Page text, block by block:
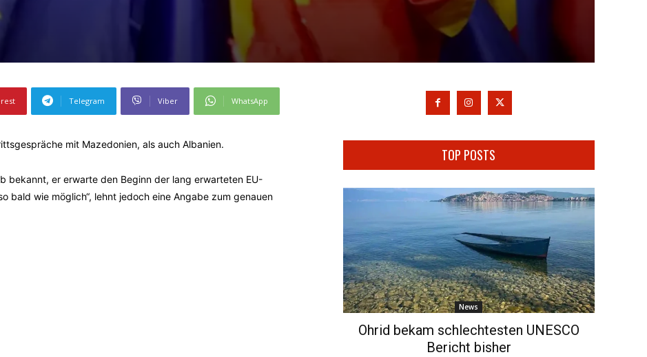
Telegram Viber WhatsApp
mit Mazedonien, als auch Albanien.
bekannt, er erwarte den Beginn der lang erwarteten EU-
bald wie möglich“, lehnt jedoch eine Angabe zum genauen
TOP POSTS
News
Ohrid bekam schlechtesten UNESCO
Bericht bisher